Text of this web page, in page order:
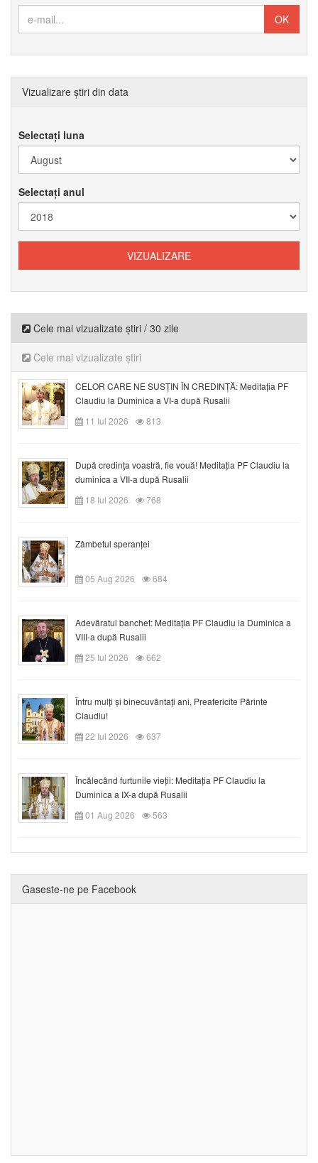
Vizualizare știri din data
Selectați luna
Selectați anul
Cele mai vizualizate știri / 30 zile
Cele mai vizualizate știri
CELOR CARE NE SUSȚIN ÎN CREDINȚĂ: Meditația PF
Claudiu la Duminica a VI-a după Rusalii
11 Iul 2026
813
După credinţa voastră, fie vouă! Meditația PF Claudiu la
duminica a VII-a după Rusalii
18 Iul 2026
768
Zâmbetul speranței
05 Aug 2026 684
Adevăratul banchet: Meditația PF Claudiu la Duminica a
VIII-a după Rusalii
25 Iul 2026
662
Întru mulți și binecuvântați ani, Preafericite Părinte
Claudiu!
22 Iul 2026
637
Încălecând furtunile vieții: Meditația PF Claudiu la
Duminica a IX-a după Rusalii
01 Aug 2026
563
Gaseste-ne pe Facebook